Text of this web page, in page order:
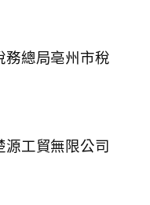
總局亳州市稅
工貿無限公司